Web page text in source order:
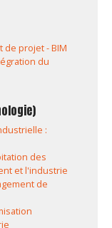
de projet - BIM
du
:
des
et l'industrie
de